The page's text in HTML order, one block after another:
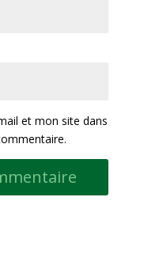
et mon site dans